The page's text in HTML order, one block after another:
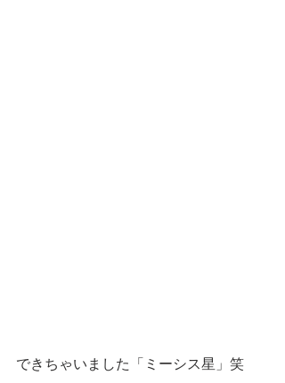
できちゃいました「ミーシス星」笑